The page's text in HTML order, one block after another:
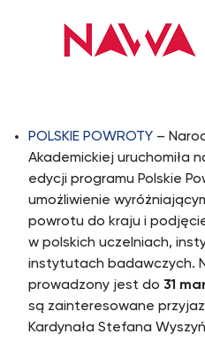
POLSKIE POWROTY –
Akademickiej uruchomiła
edycji programu Polskie
umożliwienie
powrotu do kraju i
w polskich uczelniach,
instytutach badawczych.
prowadzony jest do 31
są zainteresowane
Kardynała Stefana